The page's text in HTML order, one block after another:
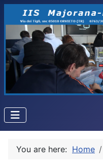
You are here: Home